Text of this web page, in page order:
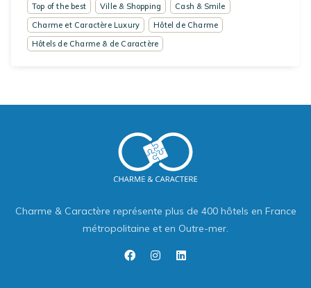
Top of the best
Ville & Shopping
Cash & Smile
Charme et Caractère Luxury
Hôtel de Charme
Hôtels de Charme & de Caractère
Charme & Caractère représente plus de 400 hôtels en France
métropolitaine et en Outre-mer.